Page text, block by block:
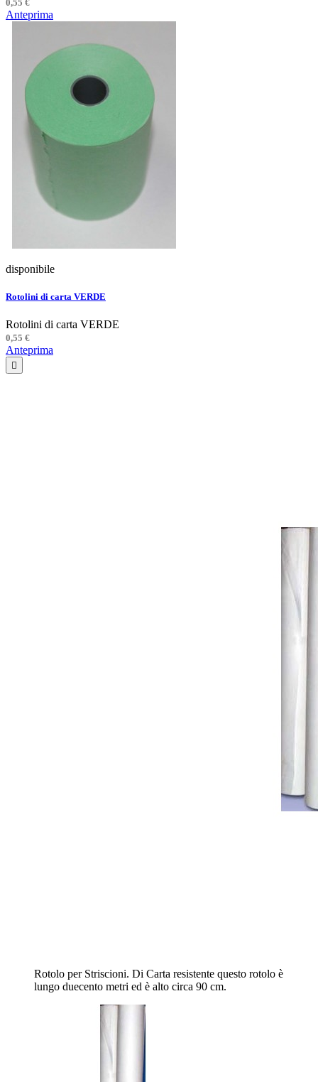
0,55 €
Anteprima
disponibile
Rotolini di carta VERDE
Rotolini di carta VERDE
0,55 €
Anteprima

Rotolo per Striscioni. Di Carta resistente questo rotolo è
lungo duecento metri ed è alto circa 90 cm.